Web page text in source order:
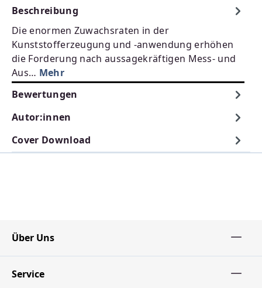
Beschreibung
Die enormen Zuwachsraten in der
Kunststofferzeugung und -anwendung erhöhen
die Forderung nach aussagekräftigen Mess- und
Aus… Mehr
Bewertungen
Autor:innen
Cover Download
Über Uns
Service